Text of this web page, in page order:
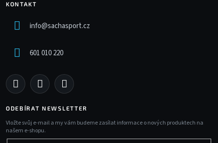
KONTAKT
info@sachasport.cz
601 010 220
ODEBÍRAT NEWSLETTER
Vložte svůj e-mail a my vám budeme zasílat informace o nových produktech na
našem e-shopu.